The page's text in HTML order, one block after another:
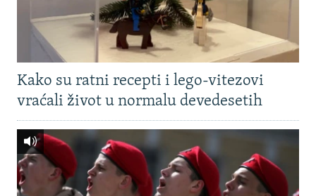
Kako su ratni recepti i lego-vitezovi
vraćali život u normalu devedesetih